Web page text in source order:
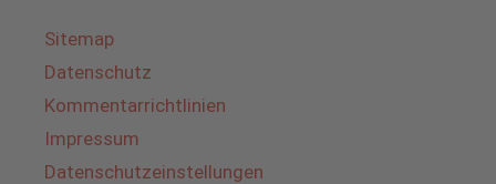
Sitemap
Datenschutz
Kommentarrichtlinien
Impressum
Datenschutzeinstellungen